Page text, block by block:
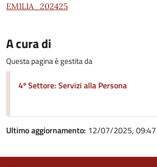
EMILIA_202425
A cura di
Questa pagina è gestita da
4º Settore: Servizi alla Persona
Ultimo aggiornamento: 12/07/2025, 09:47